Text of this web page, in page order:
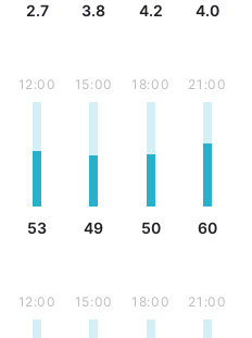
2.7 3.8 4.2 4.0
12:00
53
15:00
49
18:00
50
21:00
60
12:00 15:00 18:00 21:00